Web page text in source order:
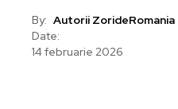
By: Autorii ZorideRomania
Date:
14 februarie 2026